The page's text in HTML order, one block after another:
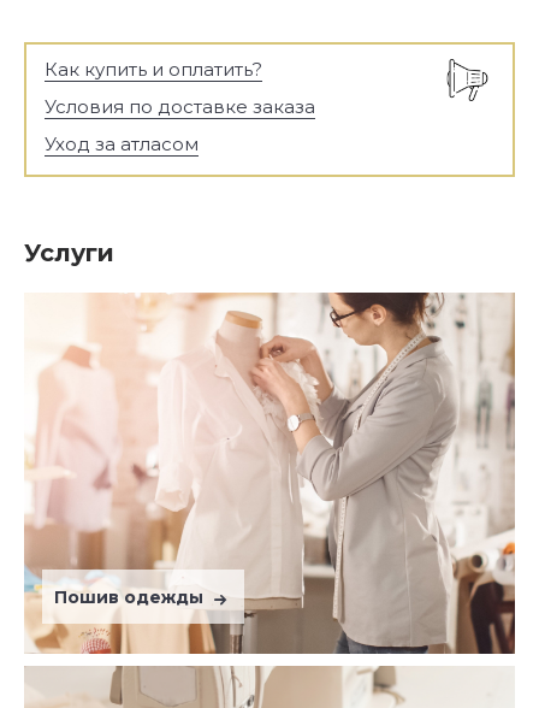
Как купить и оплатить?
Условия по доставке заказа
Уход за атласом
Услуги
Пошив одежды